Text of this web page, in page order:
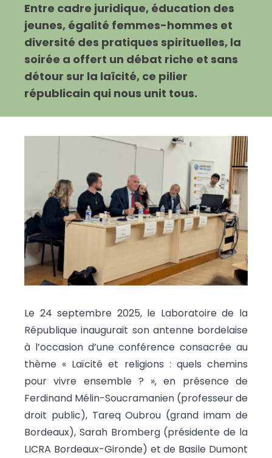
Entre cadre juridique, éducation des
jeunes, égalité femmes-hommes et
diversité des pratiques spirituelles, la
soirée a offert un débat riche et sans
détour sur la laïcité, ce pilier
républicain qui nous unit tous.
Le 24 septembre 2025, le Laboratoire de la
République inaugurait son antenne bordelaise
à l’occasion d’une conférence consacrée au
thème « Laïcité et religions : quels chemins
pour vivre ensemble ? », en présence de
Ferdinand Mélin-Soucramanien (professeur de
droit public), Tareq Oubrou (grand imam de
Bordeaux), Sarah Bromberg (présidente de la
LICRA Bordeaux-Gironde) et de Basile Dumont